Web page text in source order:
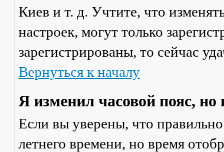
Киев и т. д. Учтите, что
настроек, могут только
зарегистрированы, то сейчас
Вернуться к началу
Я изменил часовой пояс,
Если вы уверены, что
летнего времени, но время